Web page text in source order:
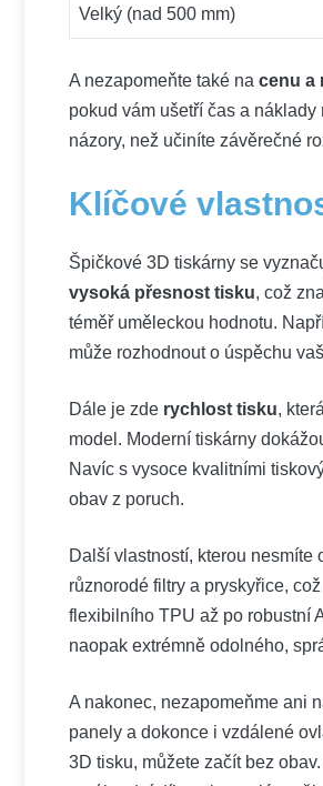
Velký (nad 500 mm)
A nezapomeňte také na cenu a
pokud vám ušetří čas a
názory, než učiníte závěrečné
Klíčové
Špičkové 3D tiskárny se
vysoká přesnost tisku, což
téměř uměleckou hodnotu.
může rozhodnout o úspěchu
Dále je zde rychlost tisku,
model. Moderní tiskárny
Navíc s vysoce kvalitními
obav z poruch.
Další vlastností, kterou nesmíte
různorodé filtry a pryskyřice,
flexibilního TPU až po robustní
naopak extrémně odolného,
A nakonec, nezapomeňme ani
panely a dokonce i vzdálené
3D tisku, můžete začít bez